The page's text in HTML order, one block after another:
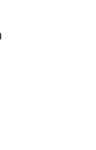
de la
des délices
journée se
spectacle